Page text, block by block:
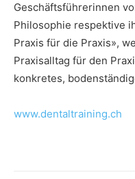
Geschäftsführerinnen
Philosophie respektive
Praxis für die Praxis»,
Praxisalltag für den
konkretes,
www.dentaltraining.ch